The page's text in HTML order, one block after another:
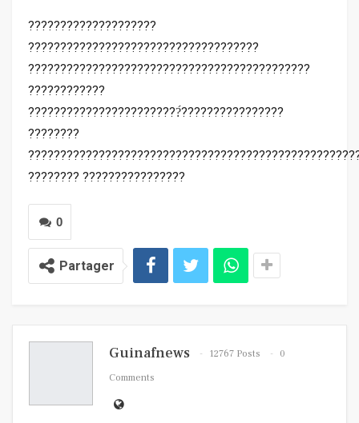
????????????????????
????????????????????????????????????
????????????????????????????????????????????
????????????
????????????????????????́????????????????
????????
???????? ????????????????
0
Partager
Guinafnews 12767 Posts
0
Comments